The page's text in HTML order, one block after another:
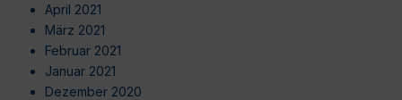
April 2021
März 2021
Februar 2021
Januar 2021
Dezember 2020